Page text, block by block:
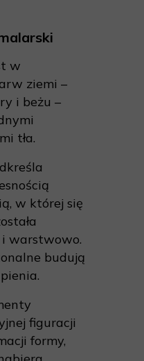
w
ziemi –
i beżu –
tła.
w której się
warstwowo.
budują
figuracji
formy,